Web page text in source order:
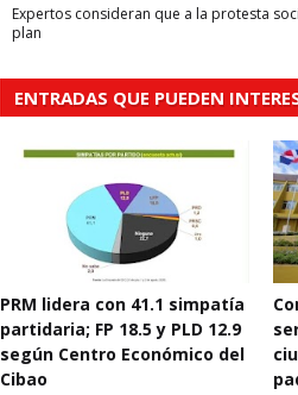
Expertos consideran que a la protesta
plan
ENTRADAS QUE PUEDEN
PRM lidera con 41.1 simpatía
partidaria; FP 18.5 y PLD 12.9
según Centro Económico del
Cibao